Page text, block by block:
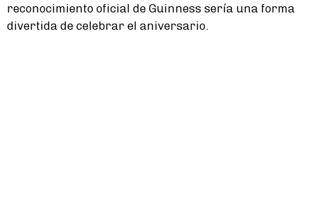
reconocimiento oficial de Guinness sería una forma
divertida de celebrar el aniversario.